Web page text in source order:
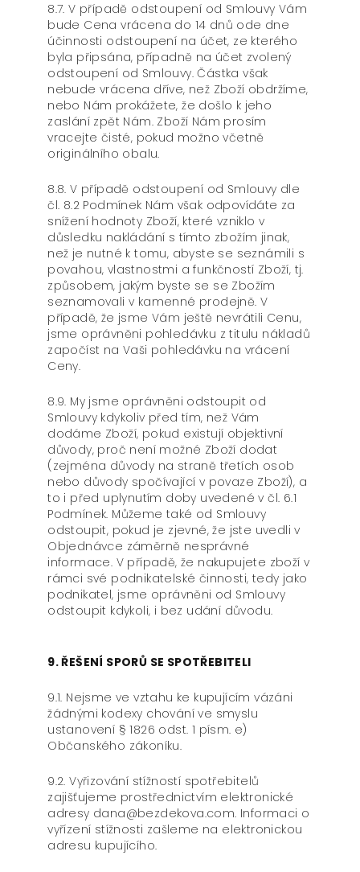
8.7. V případě odstoupení od Smlouvy Vám
bude Cena vrácena do 14 dnů ode dne
účinnosti odstoupení na účet, ze kterého
byla připsána, případně na účet zvolený
odstoupení od Smlouvy. Částka však
nebude vrácena dříve, než Zboží obdržíme,
nebo Nám prokážete, že došlo k jeho
zaslání zpět Nám. Zboží Nám prosím
vracejte čisté, pokud možno včetně
originálního obalu.
8.8. V případě odstoupení od Smlouvy dle
čl. 8.2 Podmínek Nám však odpovídáte za
snížení hodnoty Zboží, které vzniklo v
důsledku nakládání s tímto zbožím jinak,
než je nutné k tomu, abyste se seznámili s
povahou, vlastnostmi a funkčností Zboží, tj.
způsobem, jakým byste se se Zbožím
seznamovali v kamenné prodejně. V
případě, že jsme Vám ještě nevrátili Cenu,
jsme oprávněni pohledávku z titulu nákladů
započíst na Vaši pohledávku na vrácení
Ceny.
8.9. My jsme oprávněni odstoupit od
Smlouvy kdykoliv před tím, než Vám
dodáme Zboží, pokud existují objektivní
důvody, proč není možné Zboží dodat
(zejména důvody na straně třetích osob
nebo důvody spočívající v povaze Zboží), a
to i před uplynutím doby uvedené v čl. 6.1
Podmínek. Můžeme také od Smlouvy
odstoupit, pokud je zjevné, že jste uvedli v
Objednávce záměrně nesprávné
informace. V případě, že nakupujete zboží v
rámci své podnikatelské činnosti, tedy jako
podnikatel, jsme oprávněni od Smlouvy
odstoupit kdykoli, i bez udání důvodu.
9. ŘEŠENÍ SPORŮ SE SPOTŘEBITELI
9.1. Nejsme ve vztahu ke kupujícím vázáni
žádnými kodexy chování ve smyslu
ustanovení § 1826 odst. 1 písm. e)
Občanského zákoníku.
9.2. Vyřizování stížností spotřebitelů
zajišťujeme prostřednictvím elektronické
adresy dana@bezdekova.com. Informaci o
vyřízení stížnosti zašleme na elektronickou
adresu kupujícího.